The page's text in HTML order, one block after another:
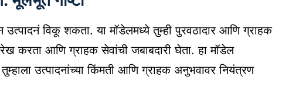
विकू शकता. या मॉडेलमध्ये तुम्ही पुरवठादार आणि ग्राहक
करता आणि ग्राहक सेवांची जबाबदारी घेता. हा मॉडेल
उत्पादनांच्या किंमती आणि ग्राहक अनुभवावर नियंत्रण